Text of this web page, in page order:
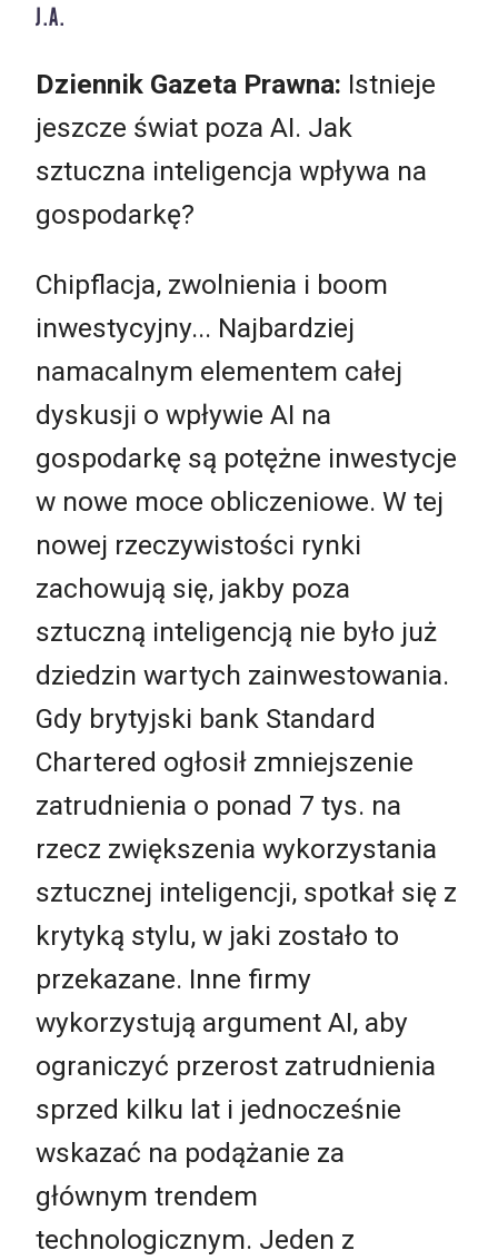
J.A.
Dziennik Gazeta Prawna: Istnieje
jeszcze świat poza AI. Jak
sztuczna inteligencja wpływa na
gospodarkę?
Chipflacja, zwolnienia i boom
inwestycyjny... Najbardziej
namacalnym elementem całej
dyskusji o wpływie AI na
gospodarkę są potężne inwestycje
w nowe moce obliczeniowe. W tej
nowej rzeczywistości rynki
zachowują się, jakby poza
sztuczną inteligencją nie było już
dziedzin wartych zainwestowania.
Gdy brytyjski bank Standard
Chartered ogłosił zmniejszenie
zatrudnienia o ponad 7 tys. na
rzecz zwiększenia wykorzystania
sztucznej inteligencji, spotkał się z
krytyką stylu, w jaki zostało to
przekazane. Inne firmy
wykorzystują argument AI, aby
ograniczyć przerost zatrudnienia
sprzed kilku lat i jednocześnie
wskazać na podążanie za
głównym trendem
technologicznym. Jeden z